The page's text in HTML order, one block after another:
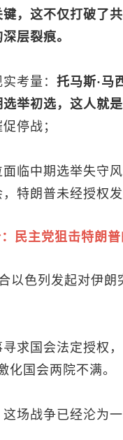
，这不仅打破了
层裂痕。
考量： 托马斯·马
选举初选，这人就
停战；
临中期选举失守
特朗普未经授权
民主党狙击特朗
以色列发起对伊
求国会法定授权
化国会两院不满。
场战争已经沦为